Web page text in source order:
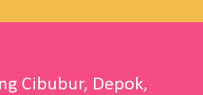
Cibubur, Depok,